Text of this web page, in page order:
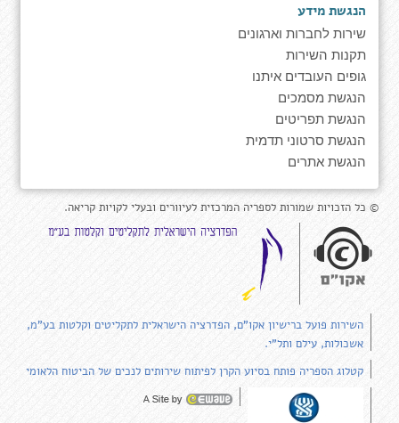
הנגשת מידע
שירות לחברות וארגונים
תקנות השירות
גופים העובדים איתנו
הנגשת מסמכים
הנגשת תפריטים
הנגשת סרטוני תדמית
הנגשת אתרים
© כל הזכויות שמורות לספריה המרכזית לעיוורים ובעלי לקויות קריאה.
השירות פועל ברישיון אקו"ם, הפדרציה הישראלית לתקליטים וקלטות בע"מ,
אשכולות, עילם ותל"י.
קטלוג הספריה פותח בסיוע הקרן לפיתוח שירותים לנכים של הביטוח הלאומי